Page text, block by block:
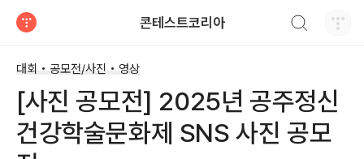
콘테스트코리아
대회 • 공모전/사진 • 영상
[사진 공모전] 2025년 공주정신
건강학술문화제 SNS 사진 공모